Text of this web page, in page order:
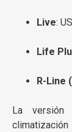
Live:
Life
R-Line
La versión